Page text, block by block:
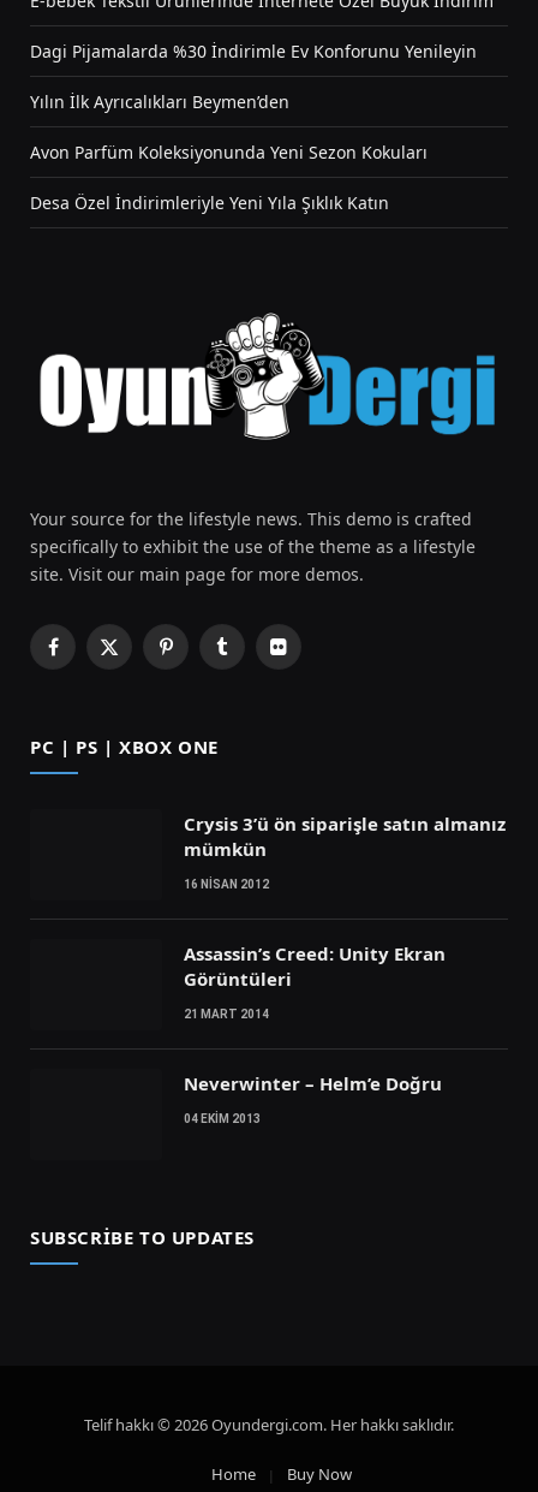
Dagi Pijamalarda %30 İndirimle Ev Konforunu Yenileyin
Yılın İlk Ayrıcalıkları Beymen’den
Avon Parfüm Koleksiyonunda Yeni Sezon Kokuları
Desa Özel İndirimleriyle Yeni Yıla Şıklık Katın
Your source for the lifestyle news. This demo is crafted
specifically to exhibit the use of the theme as a lifestyle
site. Visit our main page for more demos.
Facebook
X
PinterestTumblrFlickr
PC | PS | XBOX ONE
Crysis 3’ü ön siparişle satın almanız
mümkün
16 NISAN 2012
Assassin’s Creed: Unity Ekran
Görüntüleri
21 MART 2014
Neverwinter – Helm’e Doğru
04 EKIM 2013
SUBSCRIBE TO UPDATES
Telif hakkı © 2026 Oyundergi.com. Her hakkı saklıdır.
Home Buy Now